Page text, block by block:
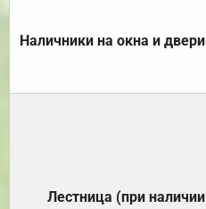
Наличники на окна и двери
Лестница (при наличии